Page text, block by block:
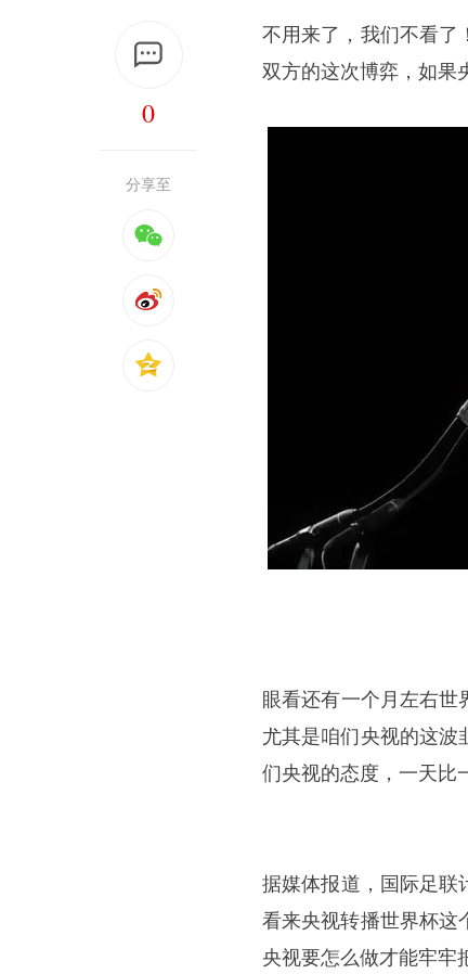
0
分享至
不用来了，我们不看了
双方的这次博弈，如果
眼看还有一个月左右世
尤其是咱们央视的这波
们央视的态度，一天比
据媒体报道，国际足联
看来央视转播世界杯这
央视要怎么做才能牢牢